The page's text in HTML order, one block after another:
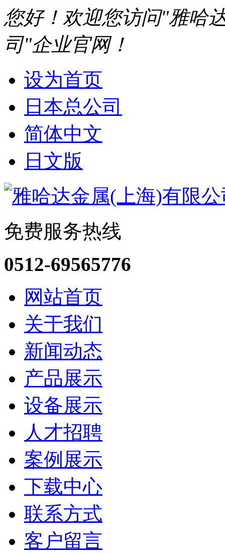
您好！欢迎您访问"雅哈
司"企业官网！
设为首页
日本总公司
简体中文
日文版
免费服务热线
0512-69565776
网站首页
关于我们
新闻动态
产品展示
设备展示
人才招聘
案例展示
下载中心
联系方式
客户留言